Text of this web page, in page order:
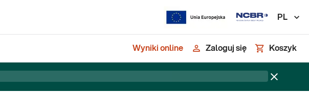
PL
Wyniki online Zaloguj się Koszyk